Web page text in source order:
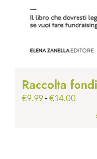
Raccolta fondi
€9.99-€14.00Fascia